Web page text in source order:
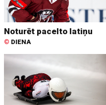
Noturēt pacelto latiņu
© DIENA